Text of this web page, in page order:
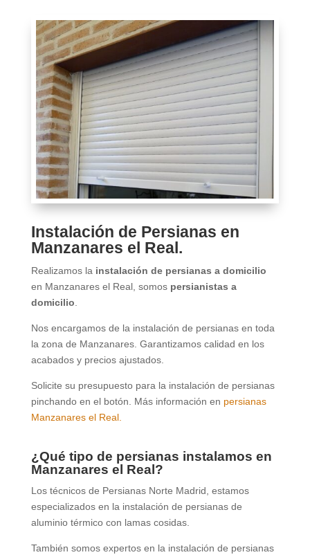
Instalación de Persianas en
Manzanares el Real.
Realizamos la instalación de persianas a domicilio
en Manzanares el Real, somos persianistas a
domicilio
Nos encargamos de la instalación de persianas en toda
la zona de Manzanares. Garantizamos calidad en los
acabados y precios ajustados.
Solicite su presupuesto para la instalación de persianas
pinchando en el botón. Más información en persianas
Manzanares el Real.
¿Qué tipo de persianas instalamos en
Manzanares el Real?
Los técnicos de Persianas Norte Madrid, estamos
especializados en la instalación de persianas de
aluminio térmico con lamas cosidas.
También somos expertos en la instalación de persianas